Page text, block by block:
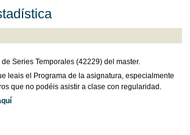
de Series Temporales (42229) del master.
leais el Programa de la asignatura, especialmente
que no podéis asistir a clase con regularidad.